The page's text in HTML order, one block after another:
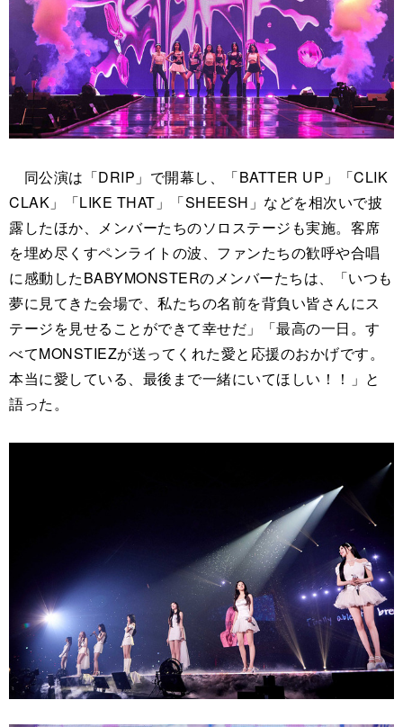
同公演は「DRIP」で開幕し、「BATTER UP」「CLIK
CLAK」「LIKE THAT」「SHEESH」などを相次いで披
露したほか、メンバーたちのソロステージも実施。客席
を埋め尽くすペンライトの波、ファンたちの歓呼や合唱
に感動したBABYMONSTERのメンバーたちは、「いつも
夢に見てきた会場で、私たちの名前を背負い皆さんにス
テージを見せることができて幸せだ」「最高の一日。す
べてMONSTIEZが送ってくれた愛と応援のおかげです。
本当に愛している、最後まで一緒にいてほしい！！」と
語った。